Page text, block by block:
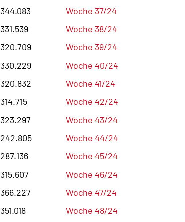
344.083
Woche 37/24
331.539
Woche 38/24
320.709
Woche 39/24
330.229
Woche 40/24
320.832
Woche 41/24
314.715
Woche 42/24
323.297
Woche 43/24
242.805
Woche 44/24
287.136
Woche 45/24
315.607
Woche 46/24
366.227
Woche 47/24
351.018
Woche 48/24